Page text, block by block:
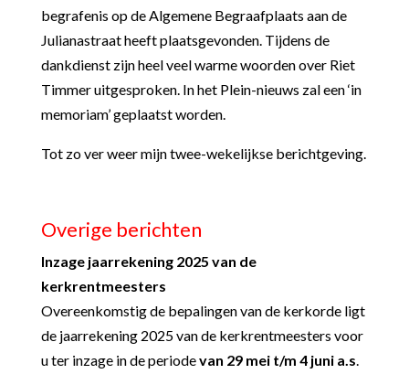
begrafenis op de Algemene Begraafplaats aan de
Julianastraat heeft plaatsgevonden. Tijdens de
dankdienst zijn heel veel warme woorden over Riet
Timmer uitgesproken. In het Plein-nieuws zal een ‘in
memoriam’ geplaatst worden.
Tot zo ver weer mijn twee-wekelijkse berichtgeving.
Overige berichten
Inzage jaarrekening 2025 van de
kerkrentmeesters
Overeenkomstig de bepalingen van de kerkorde ligt
de jaarrekening 2025 van de kerkrentmeesters voor
u ter inzage in de periodevan 29 mei t/m 4 juni a.s.